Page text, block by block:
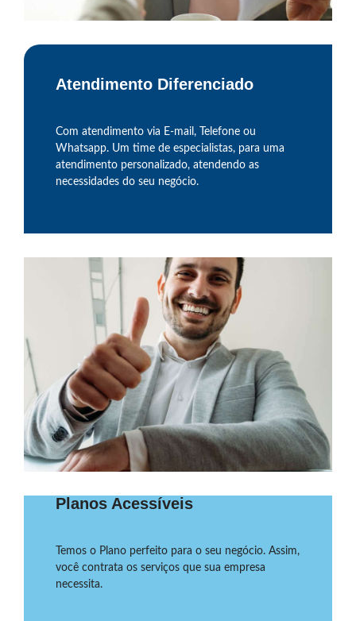
Atendimento Diferenciado
Com atendimento via E-mail, Telefone ou
Whatsapp. Um time de especialistas, para uma
atendimento personalizado, atendendo as
necessidades do seu negócio.
Planos Acessíveis
Temos o Plano perfeito para o seu negócio. Assim,
você contrata os serviços que sua empresa
necessita.